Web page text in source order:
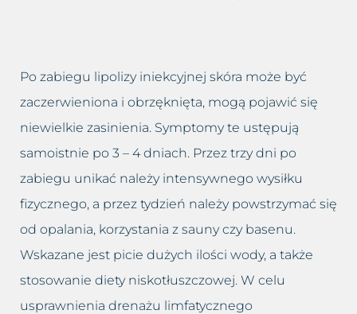
Po zabiegu lipolizy iniekcyjnej skóra może być
zaczerwieniona i obrzęknięta, mogą pojawić się
niewielkie zasinienia. Symptomy te ustępują
samoistnie po 3 – 4 dniach. Przez trzy dni po
zabiegu unikać należy intensywnego wysiłku
fizycznego, a przez tydzień należy powstrzymać się
od opalania, korzystania z sauny czy basenu.
Wskazane jest picie dużych ilości wody, a także
stosowanie diety niskotłuszczowej. W celu
usprawnienia drenażu limfatycznego